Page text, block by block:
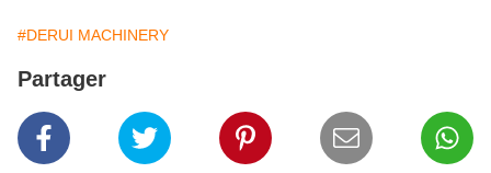
#DERUI MACHINERY
Partager